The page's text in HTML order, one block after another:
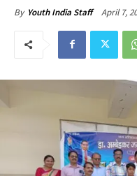
By Youth India Staff April 7,